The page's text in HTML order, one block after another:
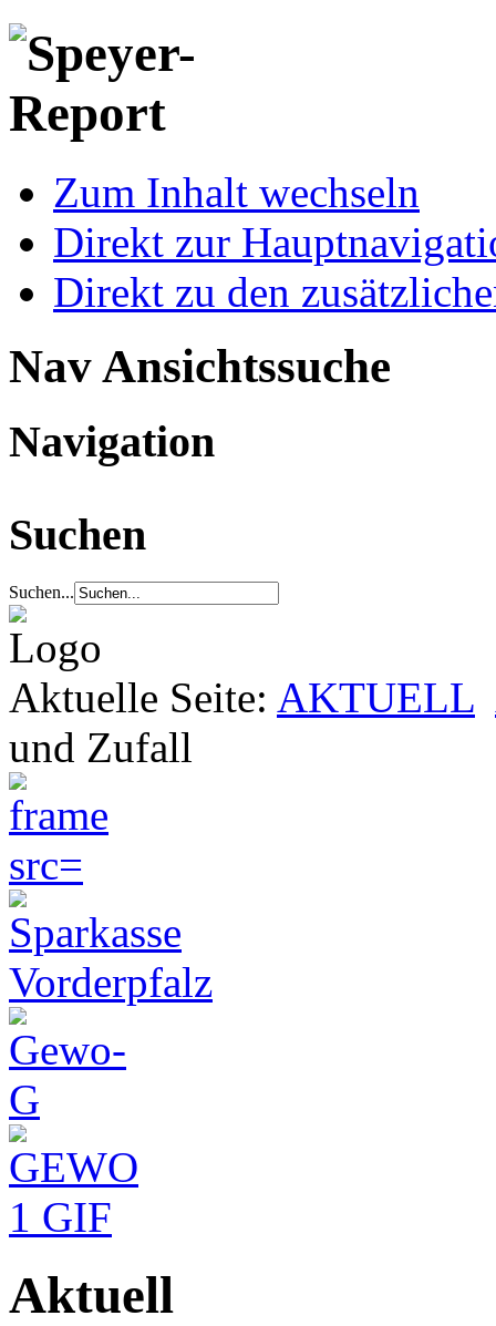
Zum Inhalt wechseln
Direkt zur
Direkt zu den
Nav Ansichtssuche
Navigation
Suchen
Suchen...
Aktuelle Seite: AKTUELL
und Zufall
Aktuell